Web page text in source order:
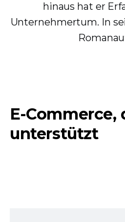
hinaus hat er
Unternehmertum. In
E-Commerce,
unterstützt